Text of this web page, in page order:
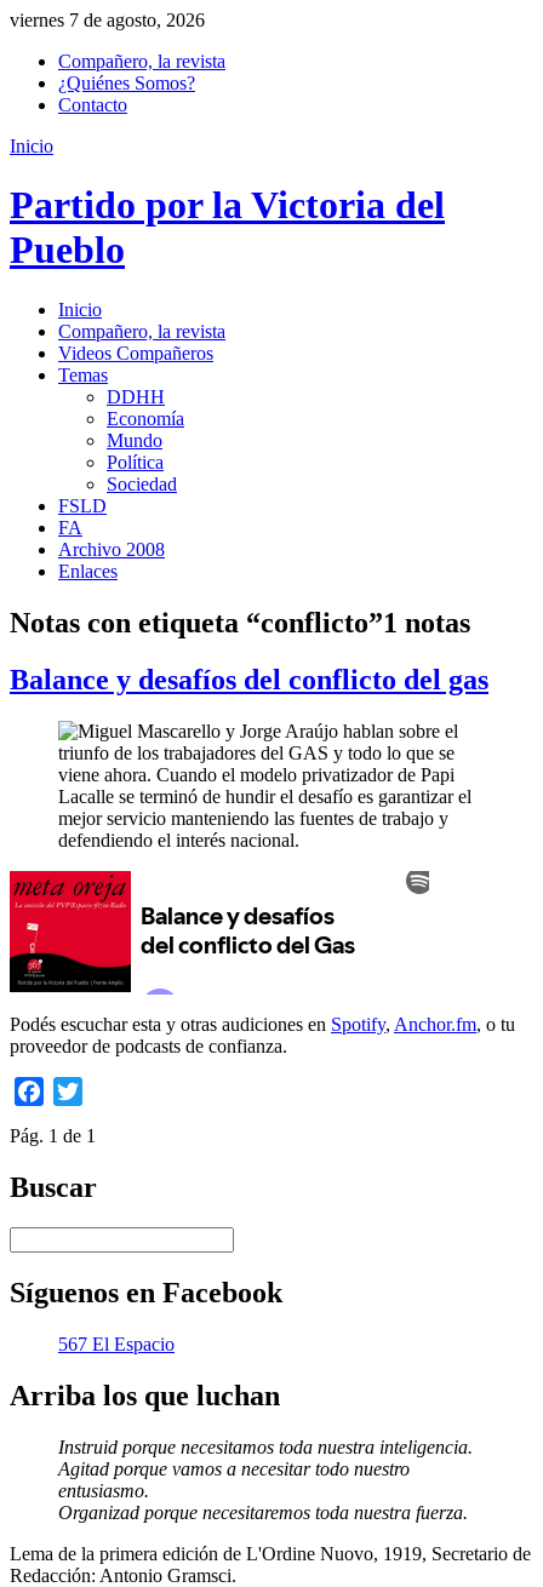
viernes 7 de agosto, 2026
Compañero, la revista
¿Quiénes Somos?
Contacto
Inicio
Partido por la Victoria del
Pueblo
Inicio
Compañero, la revista
Videos Compañeros
Temas
DDHH
Economía
Mundo
Política
Sociedad
FSLD
FA
Archivo 2008
Enlaces
Notas con etiqueta “conflicto”1 notas
Balance y desafíos del conflicto del gas
Podés escuchar esta y otras audiciones en Spotify, Anchor.fm, o tu
proveedor de podcasts de confianza.
Facebook
Pág. 1 de 1
Buscar
Síguenos en Facebook
567 El Espacio
Arriba los que luchan
Instruid porque necesitamos toda nuestra inteligencia.
Agitad porque vamos a necesitar todo nuestro
entusiasmo.
Organizad porque necesitaremos toda nuestra fuerza.
Lema de la primera edición de L'Ordine Nuovo, 1919, Secretario de
Redacción: Antonio Gramsci.